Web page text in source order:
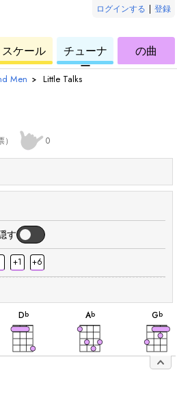
ログインする | 登録
ウ
ク
レ
レ
スケール
ク
レ
レ
チューナ
ー
ウ
ク
レ
の曲
Men › Little Talks
0
す
+1 +6
Db
和
Ab
和
Gb
和